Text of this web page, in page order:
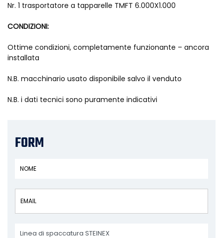
Nr. 1 trasportatore a tapparelle TMFT 6.000X1.000
CONDIZIONI:
Ottime condizioni, completamente funzionante – ancora
installata
N.B. macchinario usato disponibile salvo il venduto
N.B. i dati tecnici sono puramente indicativi
FORM